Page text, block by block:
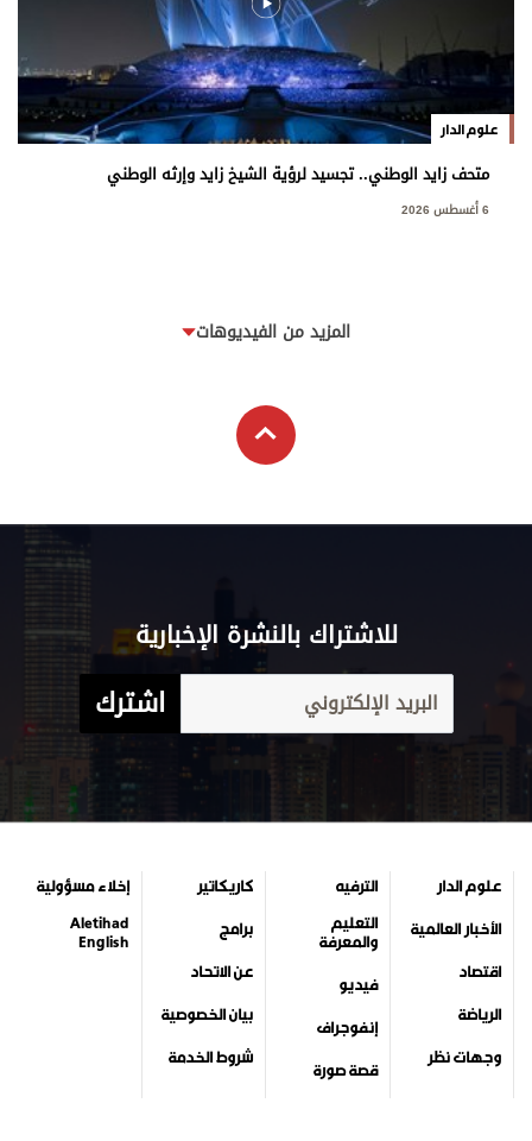
علوم الدار
متحف زايد الوطني.. تجسيد لرؤية الشيخ زايد وإرثه الوطني
6 أغسطس 2026
المزيد من الفيديوهات
للاشتراك بالنشرة الإخبارية
اشترك
علوم الدار
الأخبار العالمية
اقتصاد
الرياضة
وجهات نظر
الترفيه
التعليم
والمعرفة
فيديو
إنفوجراف
قصة صورة
كاريكاتير
برامج
عن الاتحاد
بيان الخصوصية
شروط الخدمة
إخلاء مسؤولية
Aletihad
English